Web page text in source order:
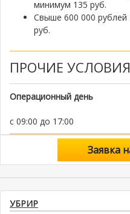
минимум 135 руб.
Свыше 600 000
руб.
ПРОЧИЕ УСЛОВИЯ
Операционный день
с 09:00 до 17:00
Заявка
УБРИР